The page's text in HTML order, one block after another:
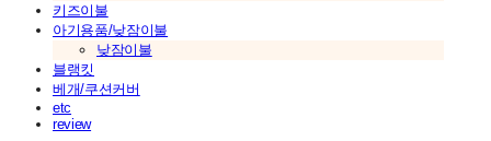
키즈이불
아기용품/낮잠이불
낮잠이불
블랭킷
베개/쿠션커버
etc
review